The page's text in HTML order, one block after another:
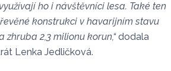
ho i návštěvníci lesa. Také ten
konstrukci v havarijním stavu
2,3 milionu korun,“dodala
Lenka Jedličková.